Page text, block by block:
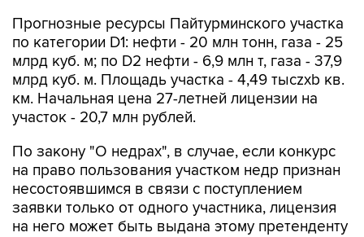
Прогнозные ресурсы Пайтурминского участка
по категории D1: нефти - 20 млн тонн, газа - 25
млрд куб. м; по D2 нефти - 6,9 млн т, газа - 37,9
млрд куб. м. Площадь участка - 4,49 тысzxb кв.
км. Начальная цена 27-летней лицензии на
участок - 20,7 млн рублей.
По закону "О недрах", в случае, если конкурс
на право пользования участком недр признан
несостоявшимся в связи с поступлением
заявки только от одного участника, лицензия
на него может быть выдана этому претенденту